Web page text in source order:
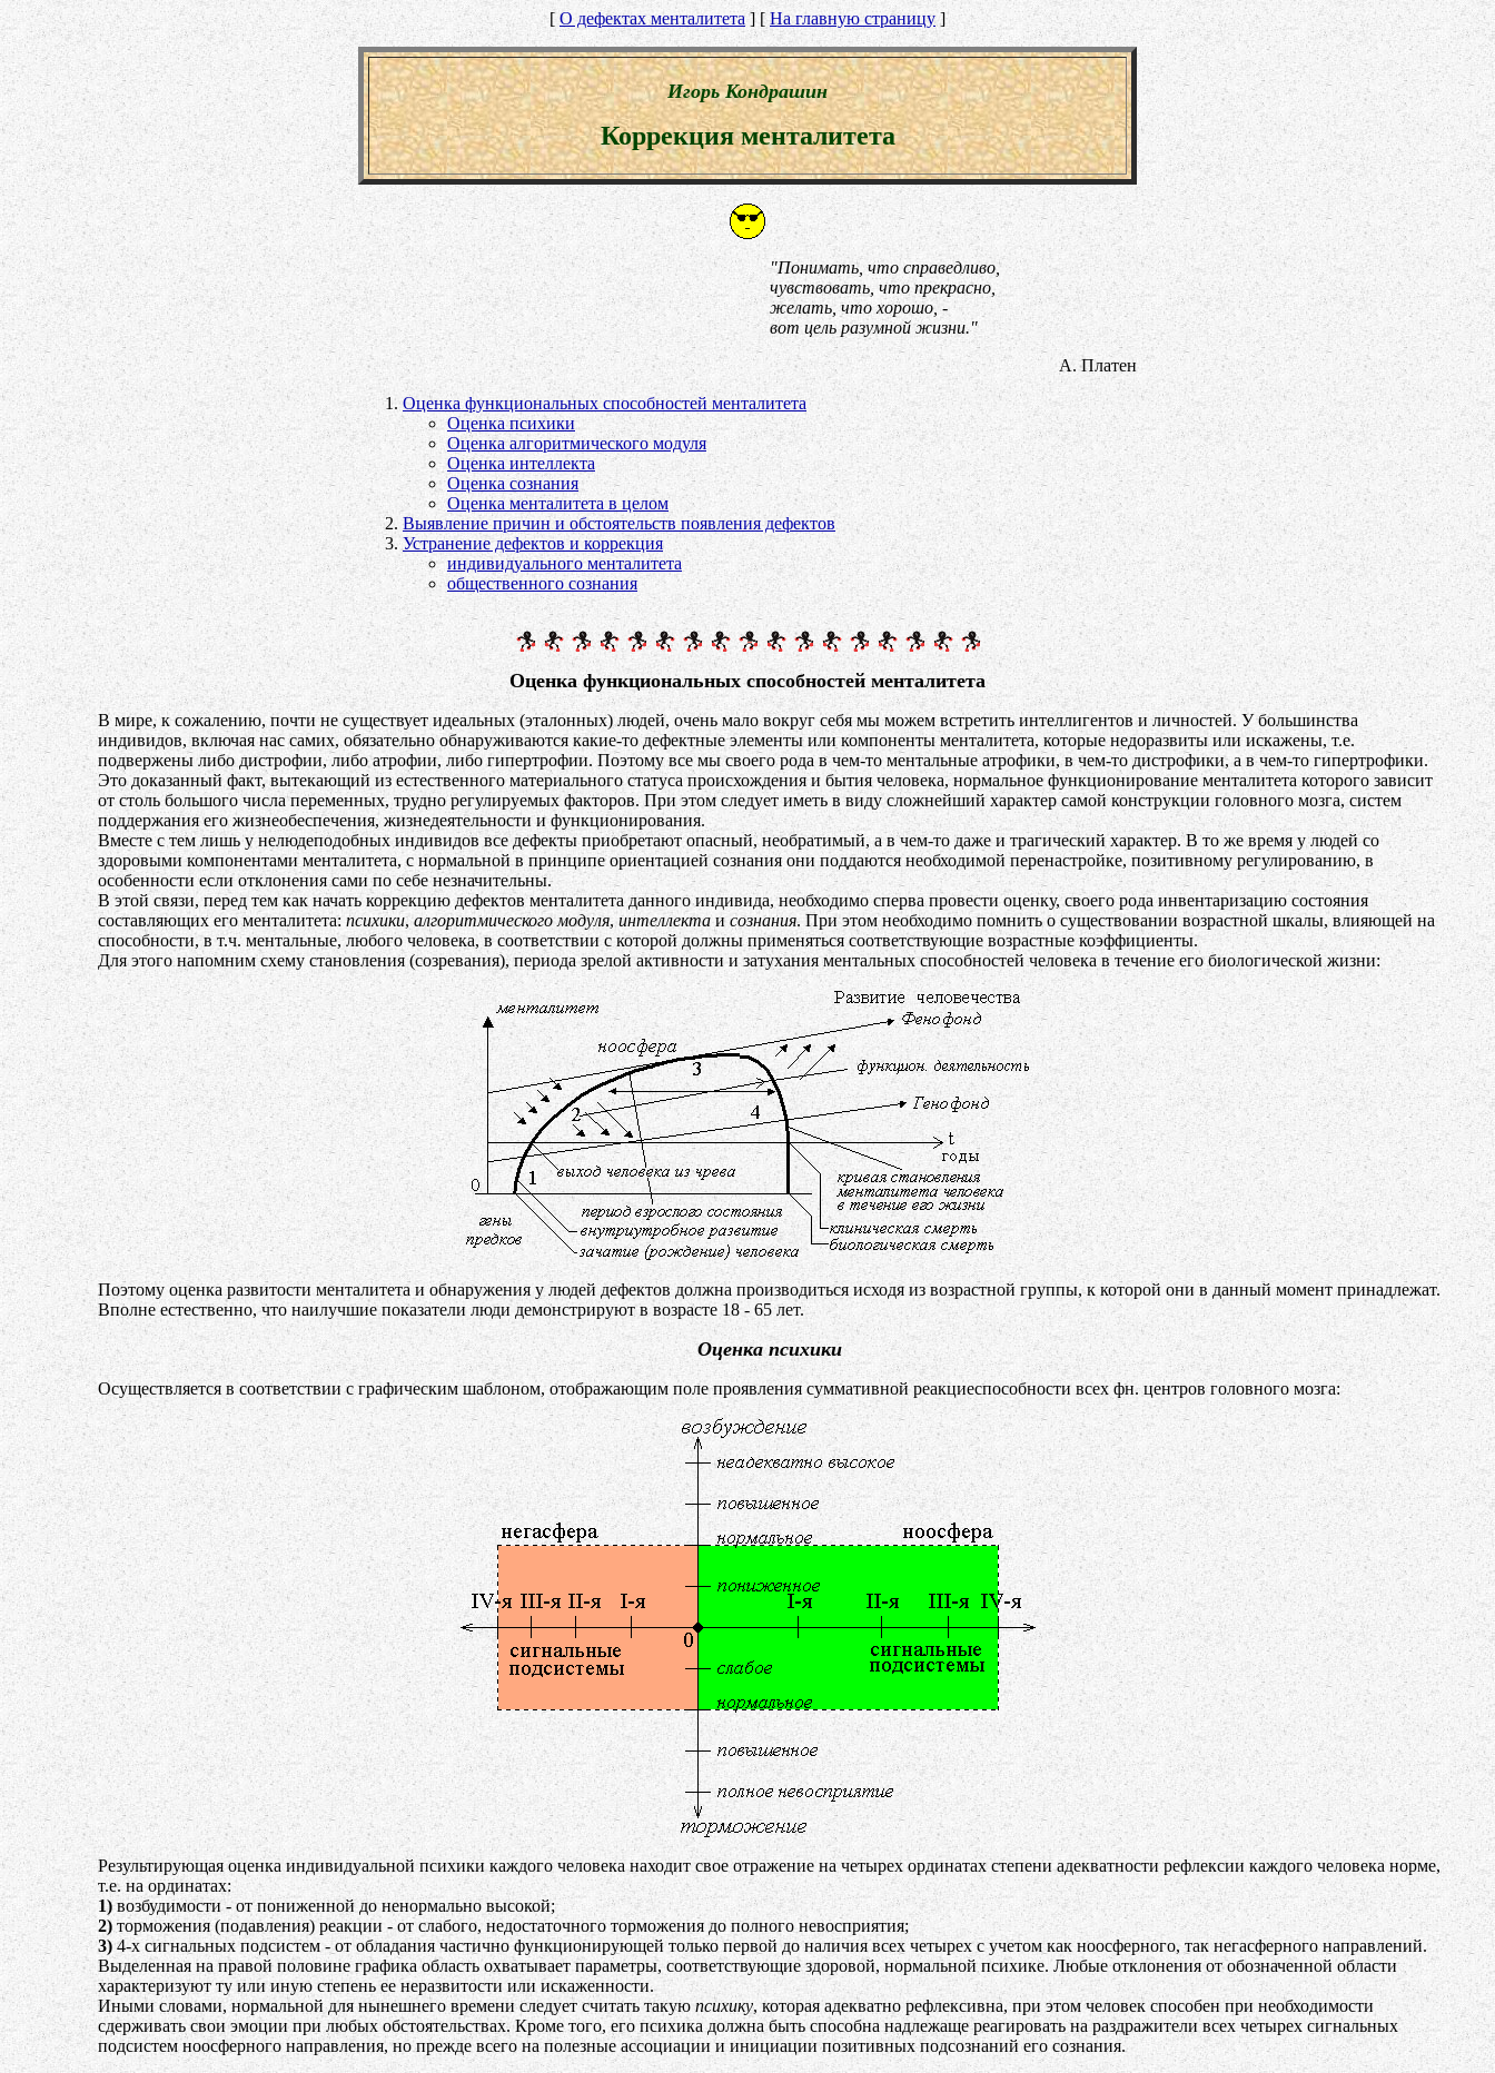
[ О дефектах менталитета] [На главную страницу ]
Игорь Кондрашин
Коррекция менталитета
"Понимать, что справедливо,
чувствовать, что прекрасно,
желать, что хорошо, -
вот цель разумной жизни."
А. Платен
Оценка функциональных способностей менталитета
Оценка психики
Оценка алгоритмического модуля
Оценка интеллекта
Оценка сознания
Оценка менталитета в целом
Выявление причин и обстоятельств появления дефектов
Устранение дефектов и коррекция
индивидуального менталитета
общественного сознания
Оценка функциональных способностей менталитета
В мире, к сожалению, почти не существует идеальных (эталонных) людей, очень мало вокруг себя мы можем встретить интеллигентов и личностей. У большинства
индивидов, включая нас самих, обязательно обнаруживаются какие-то дефектные элементы или компоненты менталитета, которые недоразвиты или искажены, т.е.
подвержены либо дистрофии, либо атрофии, либо гипертрофии. Поэтому все мы своего рода в чем-то ментальные атрофики, в чем-то дистрофики, а в чем-то гипертрофики.
Это доказанный факт, вытекающий из естественного материального статуса происхождения и бытия человека, нормальное функционирование менталитета которого зависит
от столь большого числа переменных, трудно регулируемых факторов. При этом следует иметь в виду сложнейший характер самой конструкции головного мозга, систем
поддержания его жизнеобеспечения, жизнедеятельности и функционирования.
Вместе с тем лишь у нелюдеподобных индивидов все дефекты приобретают опасный, необратимый, а в чем-то даже и трагический характер. В то же время у людей со
здоровыми компонентами менталитета, с нормальной в принципе ориентацией сознания они поддаются необходимой перенастройке, позитивному регулированию, в
особенности если отклонения сами по себе незначительны.
В этой связи, перед тем как начать коррекцию дефектов менталитета данного индивида, необходимо сперва провести оценку, своего рода инвентаризацию состояния
составляющих его менталитета: психики,алгоритмического модуля, интеллектаи сознания. При этом необходимо помнить о существовании возрастной шкалы, влияющей на
способности, в т.ч. ментальные, любого человека, в соответствии с которой должны применяться соответствующие возрастные коэффициенты.
Для этого напомним схему становления (созревания), периода зрелой активности и затухания ментальных способностей человека в течение его биологической жизни:
Поэтому оценка развитости менталитета и обнаружения у людей дефектов должна производиться исходя из возрастной группы, к которой они в данный момент принадлежат.
Вполне естественно, что наилучшие показатели люди демонстрируют в возрасте 18 - 65 лет.
Оценка психики
Осуществляется в соответствии с графическим шаблоном, отображающим поле проявления суммативной реакциеспособности всех фн. центров головного мозга:
Результирующая оценка индивидуальной психики каждого человека находит свое отражение на четырех ординатах степени адекватности рефлексии каждого человека норме,
т.е. на ординатах:
1)возбудимости - от пониженной до ненормально высокой;
2) торможения (подавления) реакции - от слабого, недостаточного торможения до полного невосприятия;
3)4-х сигнальных подсистем - от обладания частично функционирующей только первой до наличия всех четырех с учетом как ноосферного, так негасферного направлений.
Выделенная на правой половине графика область охватывает параметры, соответствующие здоровой, нормальной психике. Любые отклонения от обозначенной области
характеризуют ту или иную степень ее неразвитости или искаженности.
Иными словами, нормальной для нынешнего времени следует считать такую психику, которая адекватно рефлекcивна, при этом человек способен при необходимости
сдерживать свои эмоции при любых обстоятельствах. Кроме того, его психика должна быть способна надлежаще реагировать на раздражители всех четырех сигнальных
подсистем ноосферного направления, но прежде всего на полезные ассоциации и инициации позитивных подсознаний его сознания.